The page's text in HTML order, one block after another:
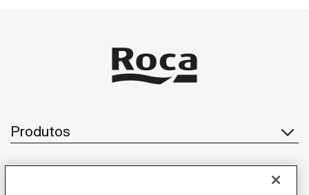
uma ótima aliada dos arquitetos, engenheiros e
designers que desejam criar banheiros modernos.
Produtos